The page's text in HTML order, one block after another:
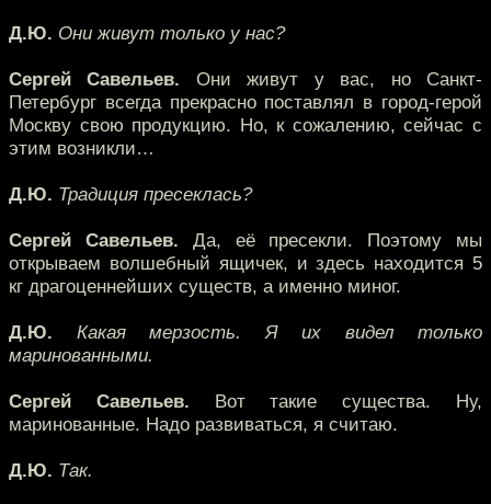
Д.Ю. Они живут только у нас?
Сергей Савельев. Они живут у вас, но Санкт-
Петербург всегда прекрасно поставлял в город-герой
Москву свою продукцию. Но, к сожалению, сейчас с
этим возникли…
Д.Ю. Традиция пресеклась?
Сергей Савельев. Да, её пресекли. Поэтому мы
открываем волшебный ящичек, и здесь находится 5
кг драгоценнейших существ, а именно миног.
Д.Ю. Какая мерзость. Я их видел только
маринованными.
Сергей Савельев. Вот такие существа. Ну,
маринованные. Надо развиваться, я считаю.
Д.Ю. Так.